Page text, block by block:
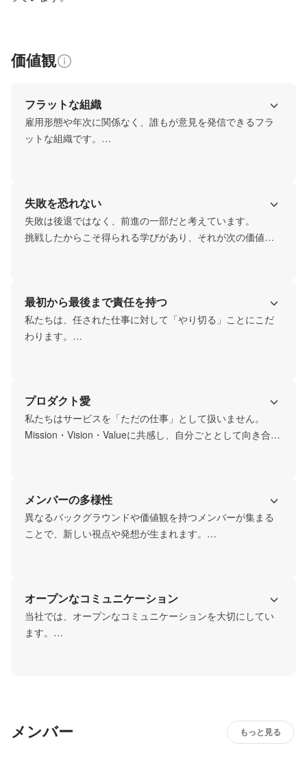
価値観
フラットな組織
雇用形態や年次に関係なく、誰もが意見を発信できるフラ
ットな組織です。
的に考え、動くことが自然と根付いています。
失敗を恐れない
失敗は後退ではなく、前進の一部だと考えています。
挑戦したからこそ得られる学びがあり、それが次の価値に
り強く踏み出していく文化です。
最初から最後まで責任を持つ
私たちは、任された仕事に対して「やり切る」ことにこだ
わります。
く。その積み重ねが信頼となり、次の挑戦へとつながって
いきます。
プロダクト愛
私たちはサービスを「ただの仕事」として扱いません。
Mission・Vision・Valueに共感し、自分ごととして向き合う
細部までこだわり抜き、プロダクトと本気で向き合い続け
る姿勢を大切にしています。
メンバーの多様性
異なるバックグラウンドや価値観を持つメンバーが集まる
ことで、新しい視点や発想が生まれます。
可能性も広がり続けます。
オープンなコミュニケーション
当社では、オープンなコミュニケーションを大切にしてい
ます。
メンバー もっと見る